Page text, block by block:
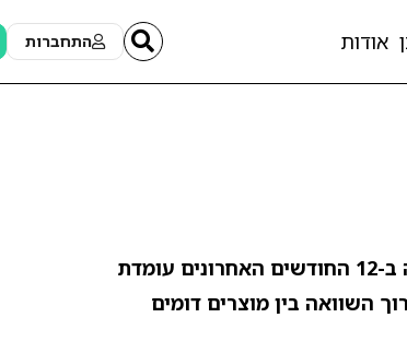
אודות התחברות
. התשואה ב-12 החודשים האחרונים עומדת
השוואה בין מוצרים דומים